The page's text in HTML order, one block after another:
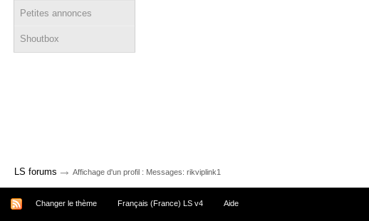
Petites annonces
Shoutbox
LS forums → Affichage d'un profil : Messages: rikviplink1
Changer le thème Français (France) LS v4 Aide